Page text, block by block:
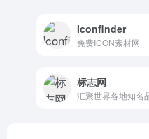
Iconfinder
免费ICON素材网
标志网